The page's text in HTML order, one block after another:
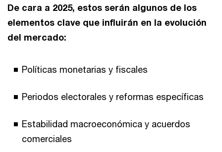
De cara a 2025, estos serán algunos de los
elementos clave que influirán en la evolución
del mercado:
Políticas monetarias y fiscales
Periodos electorales y reformas específicas
Estabilidad macroeconómica y acuerdos
comerciales